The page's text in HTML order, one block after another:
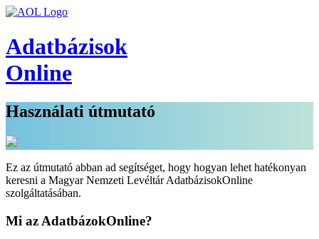
Adatbázisok
Online
Használati útmutató
Ez az útmutató abban ad segítséget, hogy hogyan lehet hatékonyan
keresni a Magyar Nemzeti Levéltár AdatbázisokOnline
szolgáltatásában.
Mi az AdatbázokOnline?